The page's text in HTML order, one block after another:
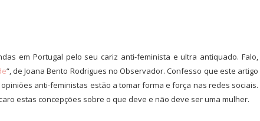
em Portugal pelo seu cariz anti-feminista e ultra antiquado. Falo,
“, de Joana Bento Rodrigues no Observador. Confesso que este artigo
anti-feministas estão a tomar forma e força nas redes sociais.
estas concepções sobre o que deve e não deve ser uma mulher.